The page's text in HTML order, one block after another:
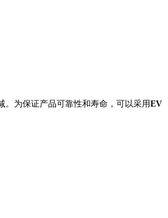
为保证产品可靠性和寿命， 可以采用EV